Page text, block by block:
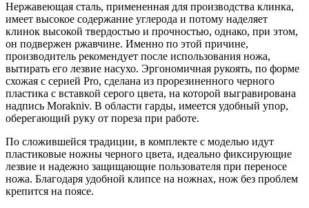
Нержавеющая сталь, примененная для производства клинка,
имеет высокое содержание углерода и потому наделяет
клинок высокой твердостью и прочностью, однако, при этом,
он подвержен ржавчине. Именно по этой причине,
производитель рекомендует после использования ножа,
вытирать его лезвие насухо. Эргономичная рукоять, по форме
схожая с серией Pro, сделана из прорезиненного черного
пластика с вставкой серого цвета, на которой выгравирована
надпись Morakniv. В области гарды, имеется удобный упор,
оберегающий руку от пореза при работе.
По сложившейся традиции, в комплекте с моделью идут
пластиковые ножны черного цвета, идеально фиксирующие
лезвие и надежно защищающие пользователя при переносе
ножа. Благодаря удобной клипсе на ножнах, нож без проблем
крепится на поясе.